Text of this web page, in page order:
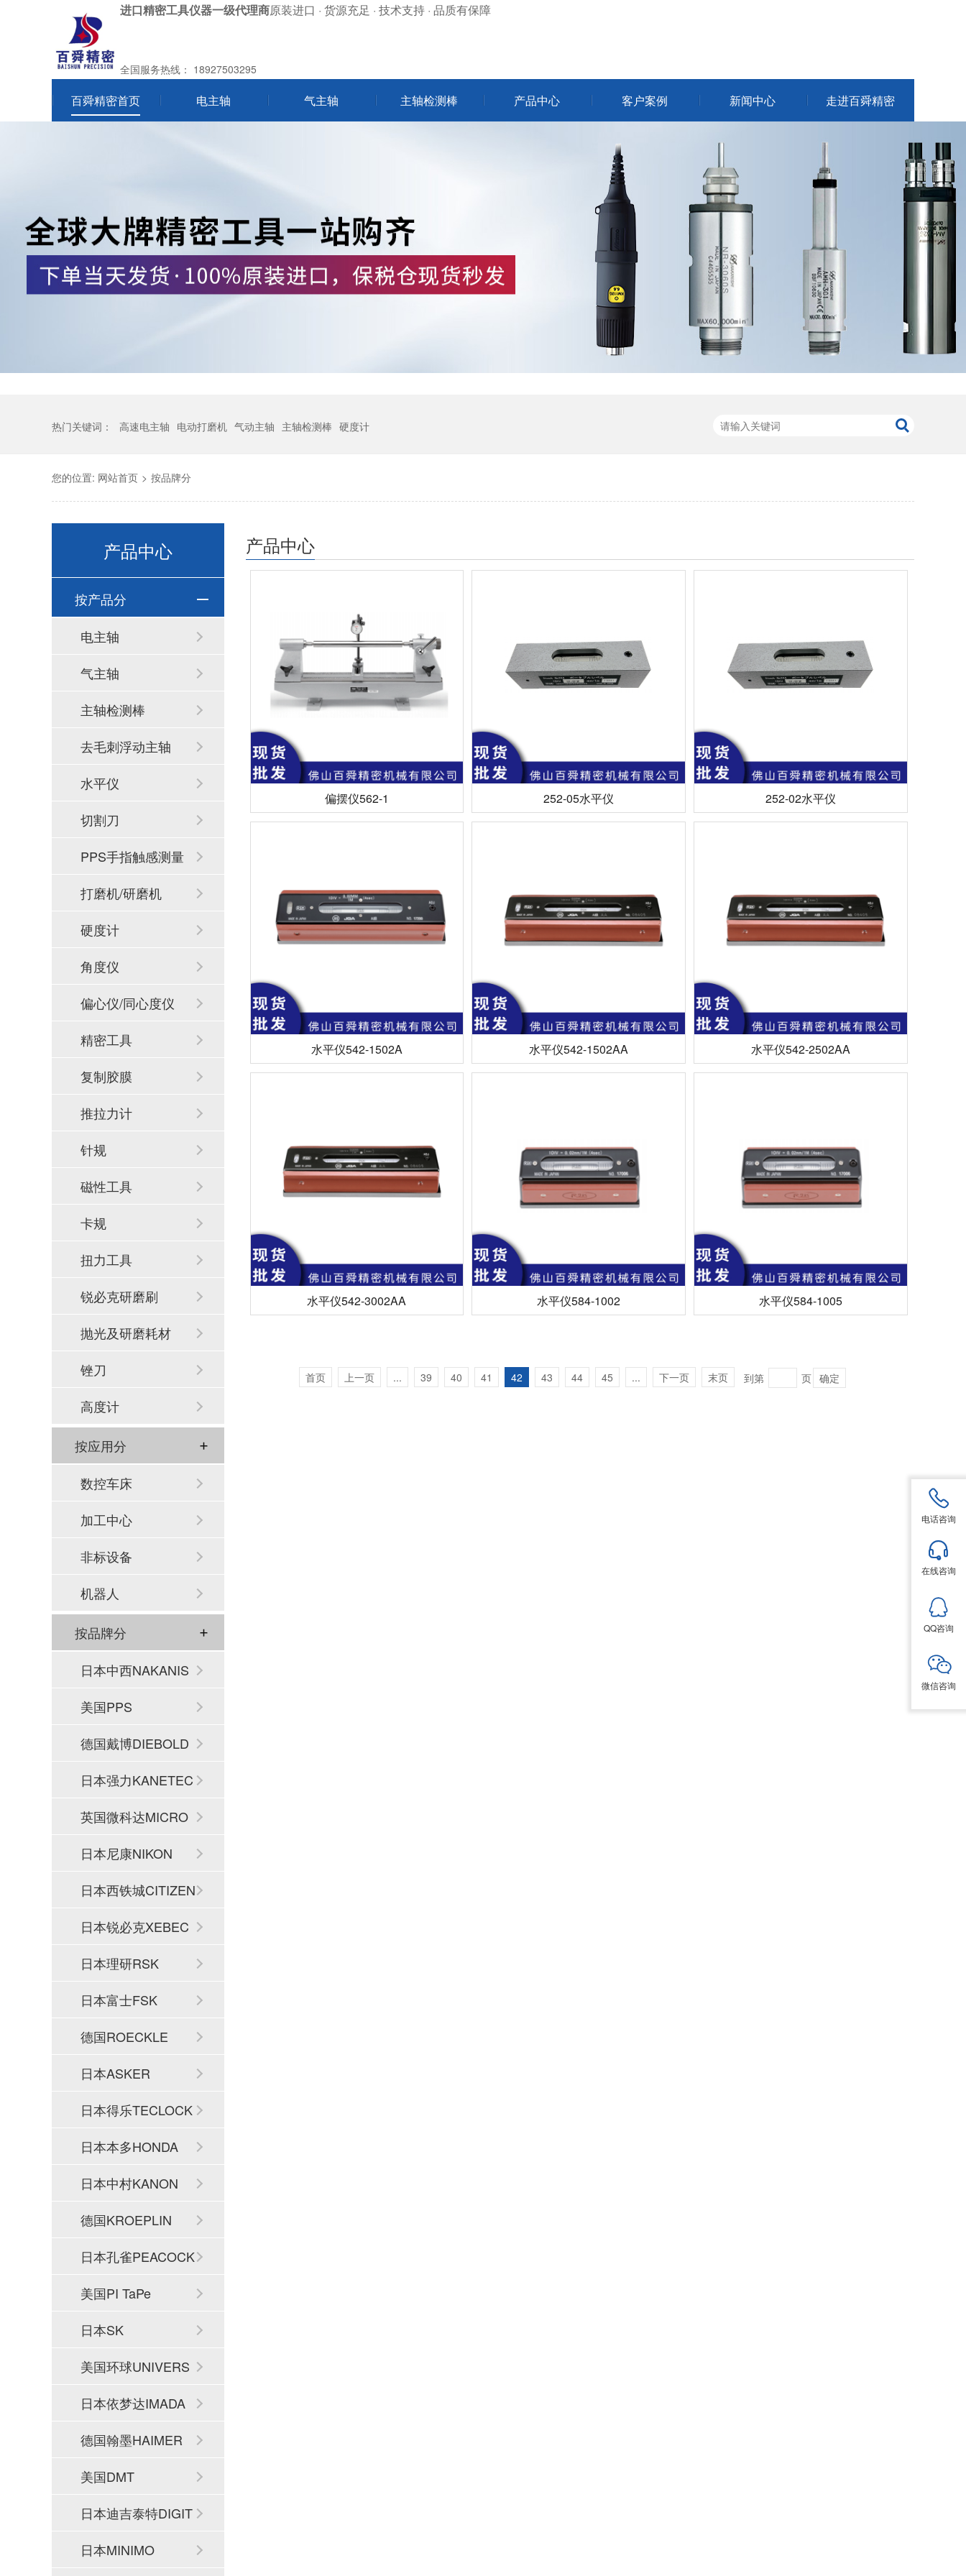
进口精密工具仪器一级代理商原装进口 · 货源充足 · 技术支持 · 品质有保障
全国服务热线： 18927503295
百舜精密首页 电主轴 气主轴 主轴检测棒 产品中心 客户案例 新闻中心 走进百舜精密
热门关键词： 高速电主轴 电动打磨机 气动主轴 主轴检测棒 硬度计
您的位置: 网站首页 > 按品牌分
产品中心
偏摆仪562-1 252-05水平仪 252-02水平仪
水平仪542-1502A 水平仪542-1502AA 水平仪542-2502AA
水平仪542-3002AA 水平仪584-1002 水平仪584-1005
首页 上一页 ... 39 40 41 42 43 44 45 ... 下一页 末页 到第 页 确定
产品中心
按产品分
电主轴
气主轴
主轴检测棒
去毛刺浮动主轴
水平仪
切割刀
PPS手指触感测量
系统
打磨机/研磨机
硬度计
角度仪
偏心仪/同心度仪
精密工具
复制胶膜
推拉力计
针规
磁性工具
卡规
扭力工具
锐必克研磨刷
抛光及研磨耗材
锉刀
高度计
按应用分
数控车床
加工中心
非标设备
机器人
按品牌分
日本中西NAKANIS
HI
美国PPS
德国戴博DIEBOLD
日本强力KANETEC
英国微科达MICRO
SET
日本尼康NIKON
日本西铁城CITIZEN
日本锐必克XEBEC
日本理研RSK
日本富士FSK
德国ROECKLE
日本ASKER
日本得乐TECLOCK
日本本多HONDA
日本中村KANON
德国KROEPLIN
日本孔雀PEACOCK
美国PI TaPe
日本SK
美国环球UNIVERS
AL
日本依梦达IMADA
德国翰墨HAIMER
美国DMT
日本迪吉泰特DIGIT
ECH
日本MINIMO
电话咨询
在线咨询
QQ咨询
微信咨询